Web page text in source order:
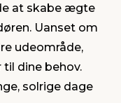
at skabe ægte
Uanset om
udeområde,
til dine behov.
solrige dage